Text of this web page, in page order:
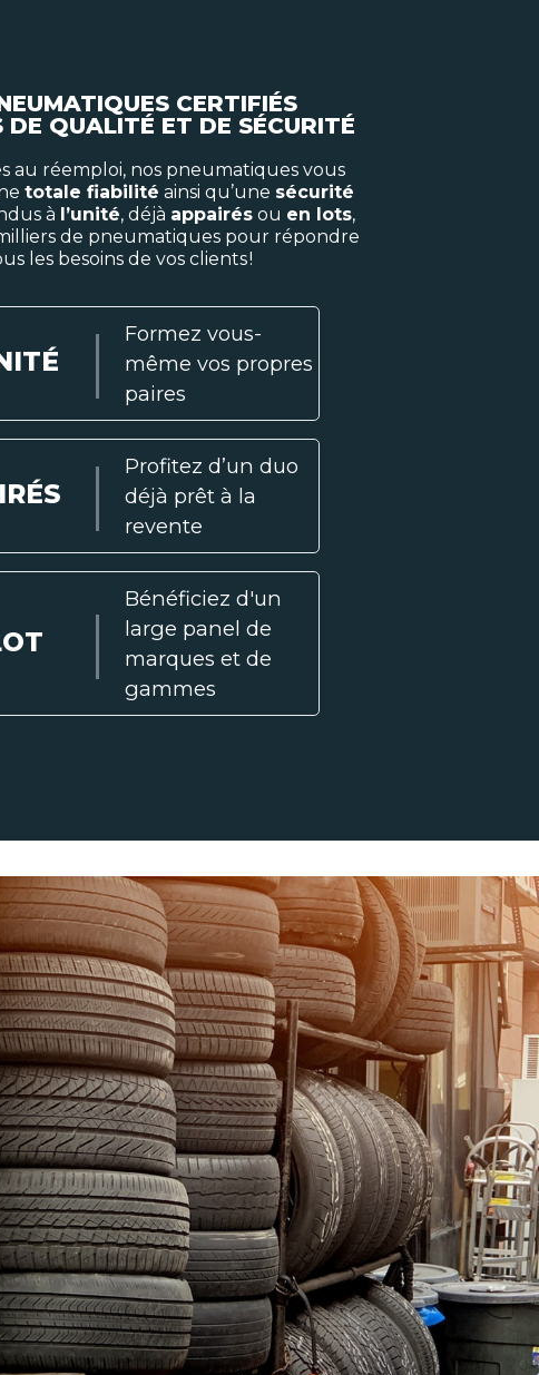
CERTIFIÉS
DE QUALITÉ ET DE SÉCURITÉ
au réemploi, nos pneumatiques vous
totale fiabilité ainsi qu’une sécurité
à l’unité, déjà appairésou en lots,
de pneumatiques pour répondre
les besoins de vos clients !
Formez vous-
même vos propres
paires
Profitez d’un duo
déjà prêt à la
revente
Bénéficiez d'un
large panel de
marques et de
gammes